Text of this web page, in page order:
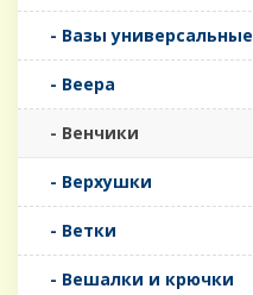
- Вазы универсальные
- Веера
- Венчики
- Верхушки
- Ветки
- Вешалки и крючки